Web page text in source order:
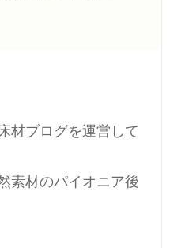
材ブログを運営して
素材のパイオニア後